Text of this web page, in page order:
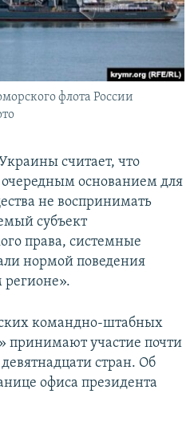
флота России
считает, что
основанием для
не воспринимать
субъект
права, системные
нормой поведения
регионе».
командно-штабных
принимают участие почти
стран. Об
офиса президента